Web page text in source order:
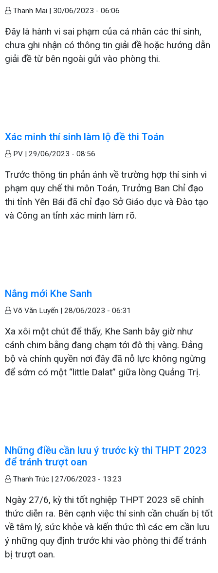
Thanh Mai | 30/06/2023 - 06:06
Đây là hành vi sai phạm của cá nhân các thí sinh,
chưa ghi nhận có thông tin giải đề hoặc hướng dẫn
giải đề từ bên ngoài gửi vào phòng thi.
Xác minh thí sinh làm lộ đề thi Toán
PV | 29/06/2023 - 08:56
Trước thông tin phản ánh về trường hợp thí sinh vi
phạm quy chế thi môn Toán, Trưởng Ban Chỉ đạo
thi tỉnh Yên Bái đã chỉ đạo Sở Giáo dục và Đào tạo
và Công an tỉnh xác minh làm rõ.
Nắng mới Khe Sanh
Võ Văn Luyến | 28/06/2023 - 06:31
Xa xôi một chút để thấy, Khe Sanh bây giờ như
cánh chim bằng đang chạm tới đô thị vàng. Đảng
bộ và chính quyền nơi đây đã nỗ lực không ngừng
để sớm có một “little Dalat” giữa lòng Quảng Trị.
Những điều cần lưu ý trước kỳ thi THPT 2023
để tránh trượt oan
Thanh Trúc | 27/06/2023 - 13:23
Ngày 27/6, kỳ thi tốt nghiệp THPT 2023 sẽ chính
thức diễn ra. Bên cạnh việc thí sinh cần chuẩn bị tốt
về tâm lý, sức khỏe và kiến thức thì các em cần lưu
ý những quy định trước khi vào phòng thi để tránh
bị trượt oan.